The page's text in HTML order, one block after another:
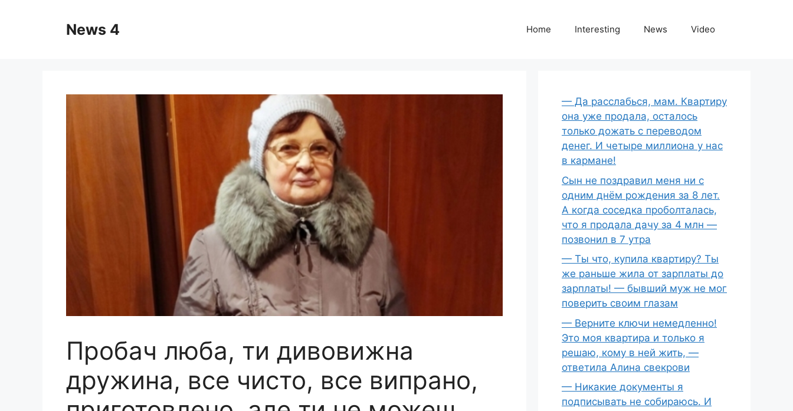
News 4 Home Interesting News Video
Пробач люба, ти дивовижна
дружина, все чисто, все випрано,
— Да расслабься, мам. Квартиру
она уже продала, осталось
только дожать с переводом
денег. И четыре миллиона у нас
в кармане!
Сын не поздравил меня ни с
одним днём рождения за 8 лет.
А когда соседка проболталась,
что я продала дачу за 4 млн —
позвонил в 7 утра
— Ты что, купила квартиру? Ты
же раньше жила от зарплаты до
зарплаты! — бывший муж не мог
поверить своим глазам
— Верните ключи немедленно!
Это моя квартира и только я
решаю, кому в ней жить, —
ответила Алина свекрови
— Никакие документы я
подписывать не собираюсь. И